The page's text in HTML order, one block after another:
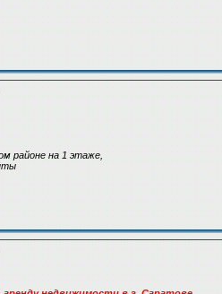
районе на 1 этаже,